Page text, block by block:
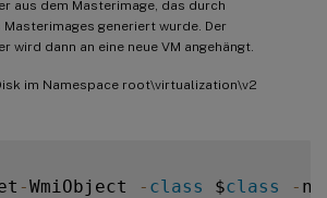
aus dem Masterimage, das durch
generiert wurde. Der
wird dann an eine neue VM angehängt.
im Namespace root\virtualization\v2
-WmiObject - class $class -